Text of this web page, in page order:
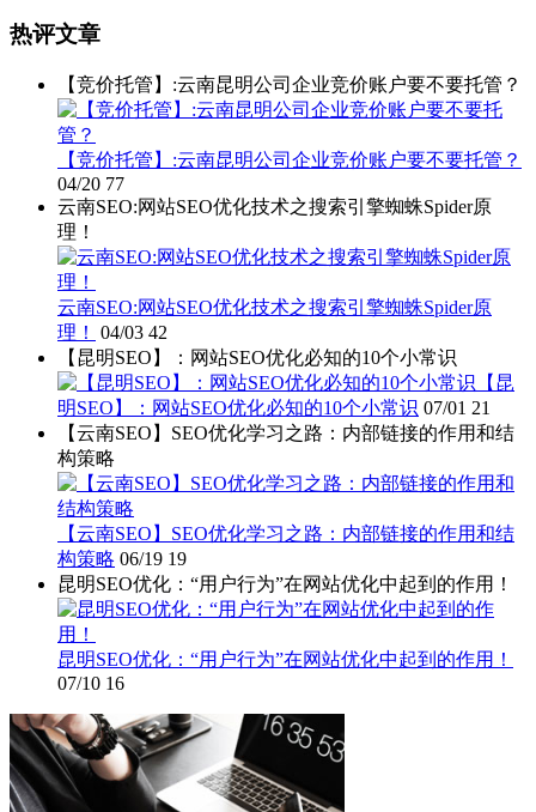
热评文章
【竞价托管】:云南昆明公司企业竞价账户要不要托管？
【竞价托管】:云南昆明公司企业竞价账户要不要托管？
04/20 77
云南SEO:网站SEO优化技术之搜索引擎蜘蛛Spider原
理！
云南SEO:网站SEO优化技术之搜索引擎蜘蛛Spider原
理！
04/03 42
【昆明SEO】：网站SEO优化必知的10个小常识
【昆
明SEO】：网站SEO优化必知的10个小常识 07/01 21
【云南SEO】SEO优化学习之路：内部链接的作用和结
构策略
【云南SEO】SEO优化学习之路：内部链接的作用和结
构策略 06/19 19
昆明SEO优化：“用户行为”在网站优化中起到的作用！
昆明SEO优化：“用户行为”在网站优化中起到的作用！
07/10 16